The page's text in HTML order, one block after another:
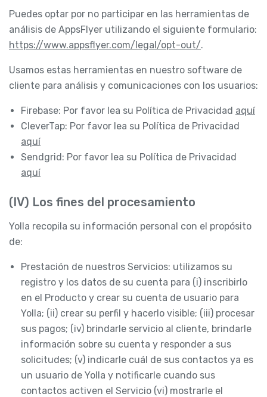
Puedes optar por no participar en las herramientas de
análisis de AppsFlyer utilizando el siguiente formulario:
https://www.appsflyer.com/legal/opt-out/.
Usamos estas herramientas en nuestro software de
cliente para análisis y comunicaciones con los usuarios:
Firebase: Por favor lea su Política de Privacidad aquí
CleverTap: Por favor lea su Política de Privacidad
aquí
Sendgrid: Por favor lea su Política de Privacidad
aquí
(IV) Los fines del procesamiento
Yolla recopila su información personal con el propósito
de:
Prestación de nuestros Servicios: utilizamos su
registro y los datos de su cuenta para (i) inscribirlo
en el Producto y crear su cuenta de usuario para
Yolla; (ii) crear su perfil y hacerlo visible; (iii) procesar
sus pagos; (iv) brindarle servicio al cliente, brindarle
información sobre su cuenta y responder a sus
solicitudes; (v) indicarle cuál de sus contactos ya es
un usuario de Yolla y notificarle cuando sus
contactos activen el Servicio (vi) mostrarle el